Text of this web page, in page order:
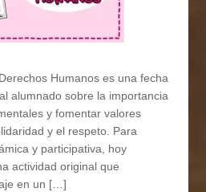
Humanos es una fecha
alumnado sobre la importancia
y fomentar valores
y el respeto. Para
y participativa, hoy
actividad original que
en un […]